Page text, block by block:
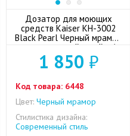
Дозатор для моющих
средств Kaiser KH-3002
Black Pearl Черный мрамор
встраиваемый в мойку/
столешницу
1 850 ₽
Код товара: 6448
Цвет: Черный мрамор
Стилистика дизайна:
Современный стиль